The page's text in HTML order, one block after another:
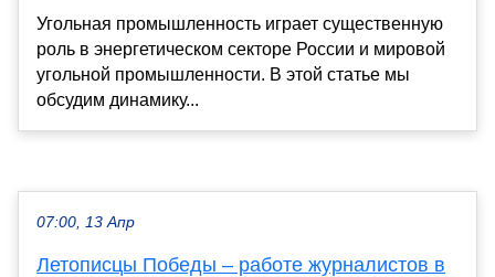
Угольная промышленность играет существенную
роль в энергетическом секторе России и мировой
угольной промышленности. В этой статье мы
обсудим динамику...
07:00, 13 Апр
Летописцы Победы – работе журналистов в